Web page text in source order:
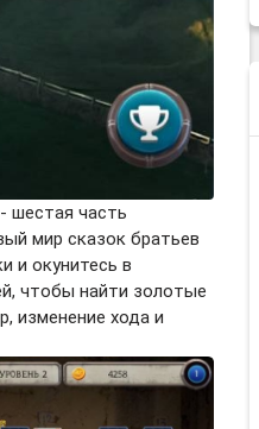
шестая часть
мир сказок братьев
и окунитесь в
чтобы найти золотые
изменение хода и